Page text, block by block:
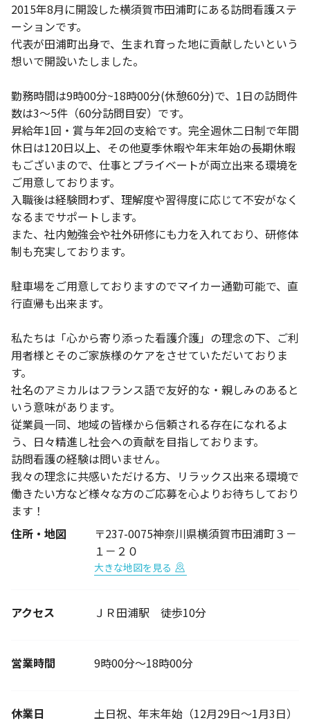
2015年8月に開設した横須賀市田浦町にある訪問看護ステ
ーションです。
代表が田浦町出身で、生まれ育った地に貢献したいという
想いで開設いたしました。
勤務時間は9時00分~18時00分(休憩60分)で、1日の訪問件
数は3～5件（60分訪問目安）です。
昇給年1回・賞与年2回の支給です。完全週休二日制で年間
休日は120日以上、その他夏季休暇や年末年始の長期休暇
もございまので、仕事とプライベートが両立出来る環境を
ご用意しております。
入職後は経験問わず、理解度や習得度に応じて不安がなく
なるまでサポートします。
また、社内勉強会や社外研修にも力を入れており、研修体
制も充実しております。
駐車場をご用意しておりますのでマイカー通勤可能で、直
行直帰も出来ます。
私たちは「心から寄り添った看護介護」の理念の下、ご利
用者様とそのご家族様のケアをさせていただいておりま
す。
社名のアミカルはフランス語で友好的な・親しみのあると
いう意味があります。
従業員一同、地域の皆様から信頼される存在になれるよ
う、日々精進し社会への貢献を目指しております。
訪問看護の経験は問いません。
我々の理念に共感いただける方、リラックス出来る環境で
働きたい方など様々な方のご応募を心よりお待ちしており
ます！
住所・地図
〒237-0075神奈川県横須賀市田浦町３－
１－２０
大きな地図を見る
アクセス ＪＲ田浦駅 徒歩10分
営業時間 9時00分～18時00分
休業日 土日祝、年末年始（12月29日～1月3日）